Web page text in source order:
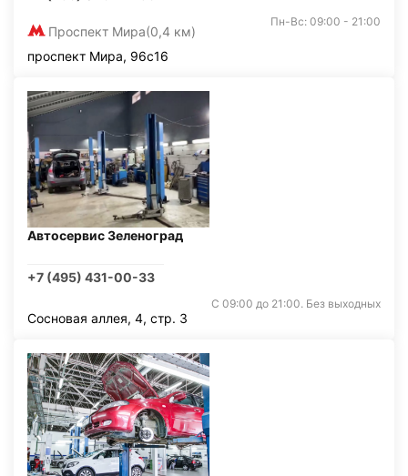
Проспект Мира(0,4 км)
Пн-Вс: 09:00 - 21:00
проспект Мира, 96с16
Автосервис Зеленоград
+7 (495) 431-00-33
С 09:00 до 21:00. Без выходных
Сосновая аллея, 4, стр. 3